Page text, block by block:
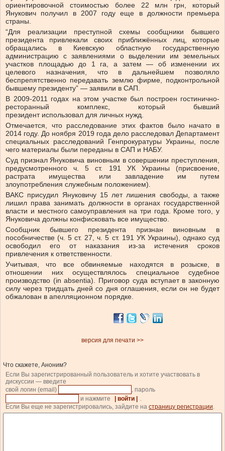
ориентировочной стоимостью более 22 млн грн, который
Янукович получил в 2007 году еще в должности премьера
страны.
“Для реализации преступной схемы сообщники бывшего
президента привлекали своих приближённых лиц, которые
обращались в Киевскую областную государственную
администрацию с заявлениями о выделении им земельных
участков площадью до 1 га, а затем — об изменении их
целевого назначения, что в дальнейшем позволяло
беспрепятственно передавать землю фирме, подконтрольной
бывшему президенту” — заявили в САП.
В 2009-2011 годах на этом участке был построен гостинично-
ресторанный комплекс, который бывший
президент использовал для личных нужд.
Отмечается, что расследование этих фактов было начато в
2014 году. До ноября 2019 года дело расследовал Департамент
специальных расследований Генпрокуратуры Украины, после
чего материалы были переданы в САП и НАБУ.
Суд признал Януковича виновным в совершении преступления,
предусмотренного ч. 5 ст. 191 УК Украины (присвоение,
растрата имущества или завладение им путем
злоупотребления служебным положением).
ВАКС присудил Януковичу 15 лет лишения свободы, а также
лишил права занимать должности в органах государственной
власти и местного самоуправления на три года. Кроме того, у
Януковича должны конфисковать все имущество.
Сообщник бывшего президента признан виновным в
пособничестве (ч. 5 ст. 27, ч. 5 ст. 191 УК Украины), однако суд
освободил его от наказания из-за истечения сроков
привлечения к ответственности.
Учитывая, что все обвиняемые находятся в розыске, в
отношении них осуществлялось специальное судебное
производство (in absentia). Приговор суда вступает в законную
силу через тридцать дней со дня оглашения, если он не будет
обжалован в апелляционном порядке.
версия для печати >>
Что скажете, Аноним?
Если Вы зарегистрированный пользователь и хотите участвовать в
дискуссии — введите
свой логин (email)
, пароль
и нажмите
| войти |
.
Если Вы еще не зарегистрировались, зайдите на страницу регистрации.